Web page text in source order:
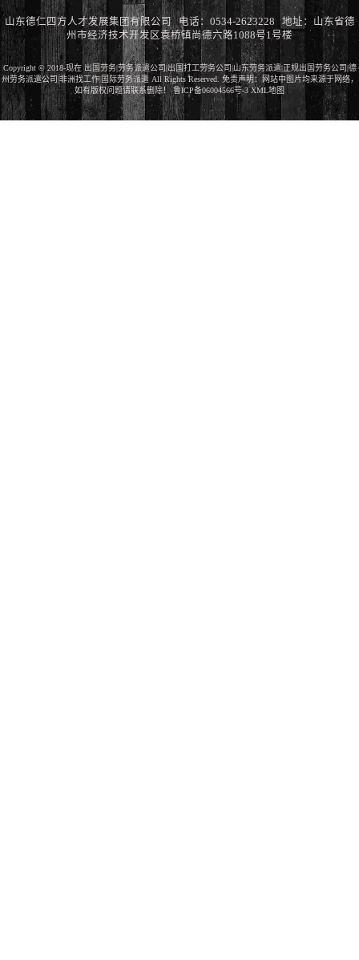
山东德仁四方人才发展集团有限公司 电话：0534-2623228 地址：山东省德
州市经济技术开发区袁桥镇尚德六路1088号1号楼
Copyright © 2018-现在 出国劳务|劳务派遣公司|出国打工劳务公司|山东劳务派遣|正规出国劳务公司|德
州劳务派遣公司|非洲找工作|国际劳务派遣 All Rights Reserved. 免责声明：网站中图片均来源于网络，
如有版权问题请联系删除！鲁ICP备06004566号-3 XML地图